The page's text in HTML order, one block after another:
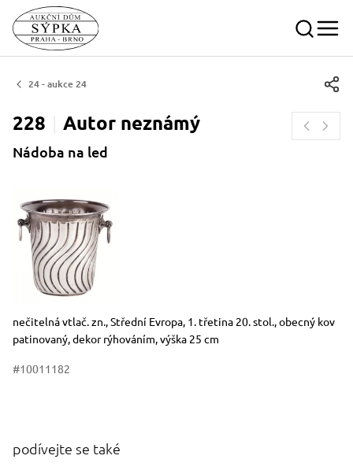
24 - aukce 24
228 Autor neznámý
Nádoba na led
Rozměry
Stručný popis předmětu
nečitelná vtlač. zn., Střední Evropa, 1. třetina 20. stol., obecný kov
patinovaný, dekor rýhováním, výška 25 cm
#10011182
podívejte se také